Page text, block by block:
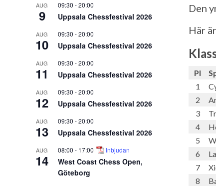
AUG
9
09:30 -20:00
Uppsala Chessfestival 2026
AUG
10
09:30 -20:00
Uppsala Chessfestival 2026
AUG
11
09:30 -20:00
Uppsala Chessfestival 2026
AUG
12
09:30 -20:00
Uppsala Chessfestival 2026
AUG
13
09:30 -20:00
Uppsala Chessfestival 2026
AUG
14
08:00 - 17:00 Inbjudan
West Coast Chess Open,
Göteborg
Den
Här
Pl
1
2
3
4
5
6
7
8